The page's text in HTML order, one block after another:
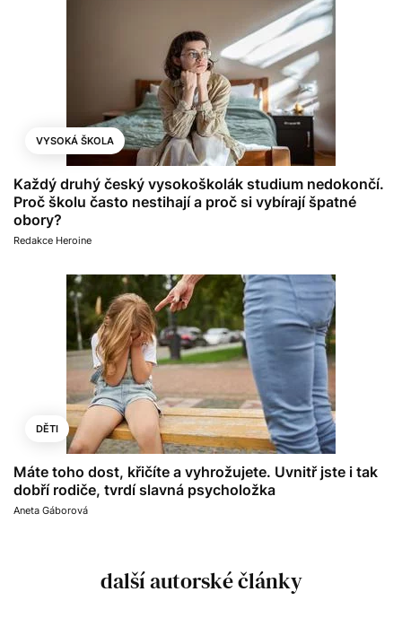
VYSOKÁ ŠKOLA
Každý druhý český vysokoškolák studium nedokončí.
Proč školu často nestihají a proč si vybírají špatné
obory?
Redakce Heroine
DĚTI
Máte toho dost, křičíte a vyhrožujete. Uvnitř jste i tak
dobří rodiče, tvrdí slavná psycholožka
Aneta Gáborová
další autorské články